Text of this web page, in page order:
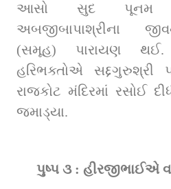
આસો સુદ પૂનમ
અબજીબાપાશ્રીના
(સમૂહ) પારાયણ થઈ.
હરિભક્તોએ સદ્દગુરુશ્રી
રાજકોટ મંદિરમાં રસોઈ
જમાડ્યા.
પુષ્પ ૩ : હીરજીભાઈએ